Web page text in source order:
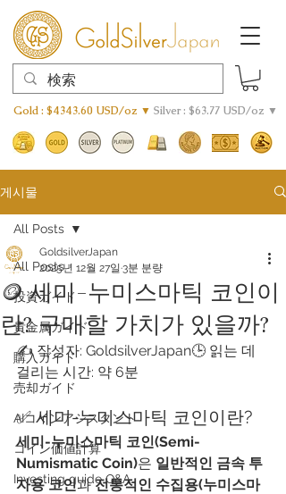
Gold : $4343.60 USD/oz ▼ Silver : $63.77 USD/oz ▼
게시물
All Posts
投資ガイド
貴金属ガイド
購入ガイド
売却ガイド
AIコインアシスタント
​コイン価値計算
Investing guide Q&A
All Posts
🪙 세미-누미스마틱 코인이
란? 구매할 가치가 있을까?
GoldsilverJapan
2025년 12월 27일 3분 분량
✍️ 작성자: GoldsilverJapan🕒 읽는 데
걸리는 시간: 약 6분
✅ 세미-누미스마틱 코인이란?
세미-누미스마틱 코인(Semi-
Numismatic Coin)은 일반적인 금속 투
자용 코인과 전통적인 수집용(누미스마